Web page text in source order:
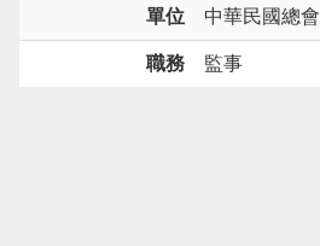
單位 中華民國總會
職務 監事